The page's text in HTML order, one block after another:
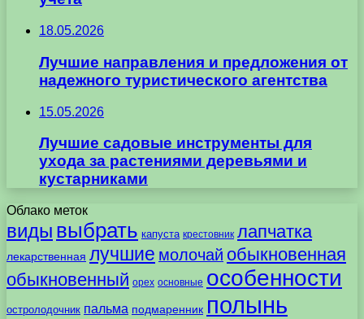
18.05.2026
Лучшие направления и предложения от
надежного туристического агентства
15.05.2026
Лучшие садовые инструменты для
ухода за растениями деревьями и
кустарниками
Облако меток
виды выбрать капуста крестовник лапчатка
лекарственная лучшие молочай обыкновенная
обыкновенный орех основные особенности
остролодочник пальма подмаренник полынь